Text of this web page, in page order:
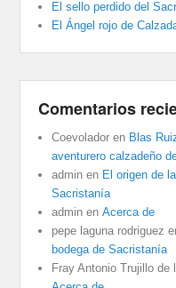
El sello perdido del
El Ángel rojo de
Comentarios
Coevolador en Blas
aventurero calzadeño
admin en El origen de
Sacristanía
admin enAcerca de
pepe laguna rodriguez
bodega de Sacristanía
Fray Antonio Trujillo de